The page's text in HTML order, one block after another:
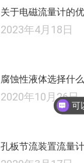
关于电磁流量计的
2023年4月18日
腐蚀性液体选择什
2020年10月26日
孔板节流装置流量